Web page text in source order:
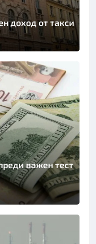
доход от такси
важен тест